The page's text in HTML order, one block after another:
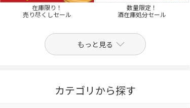
在庫限り！
売り尽くしセール
数量限定！
酒在庫処分セール
もっと見る
カテゴリから探す